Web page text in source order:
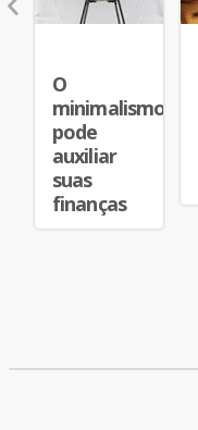
O
minimalismo
pode
auxiliar
suas
finanças